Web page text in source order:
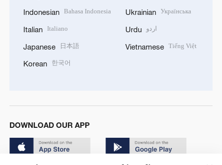
Indonesian Bahasa Indonesia
Italian Italiano
Japanese 日本語
Korean 한국어
Ukrainian Українська
Urdu اردو
Vietnamese Tiếng Việt
DOWNLOAD OUR APP